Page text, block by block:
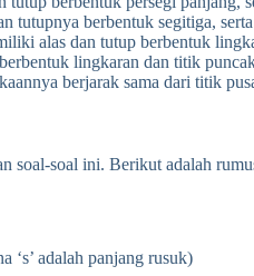
tutupnya berbentuk segitiga,
alas dan tutup berbentuk
lingkaran dan titik
berjarak sama dari titik
soal-soal ini. Berikut adalah
‘s’ adalah panjang rusuk)